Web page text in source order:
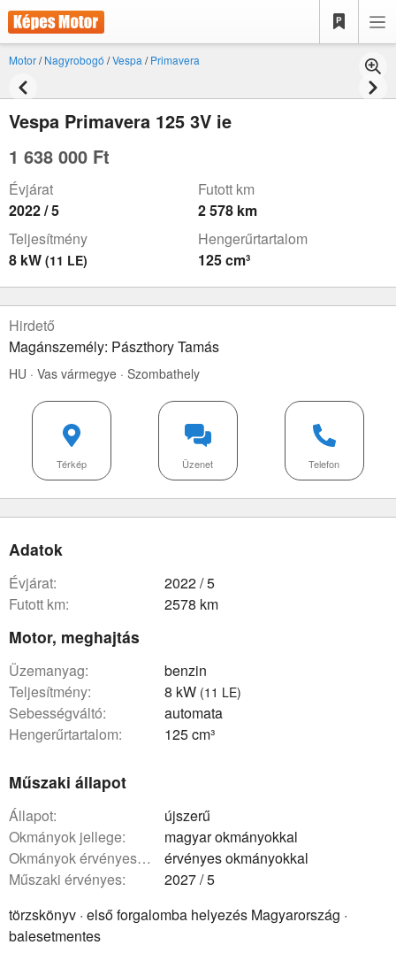
Motor/Nagyrobogó /Vespa /Primavera
Vespa Primavera 125 3V ie
1 638 000 Ft
Évjárat
2022 / 5
Futott km
2 578 km
Teljesítmény
8 kW (11 LE)
Hengerűrtartalom
125 cm³
Hirdető
Magánszemély: Pászthory Tamás
HU · Vas vármegye · Szombathely
Telefon
Üzenet
Térkép
Adatok
évjárat:
2022 / 5
futott km:
2578 km
Motor, meghajtás
üzemanyag:
benzin
teljesítmény:
8 kW (11 LE)
sebességváltó:
automata
hengerűrtartalom:
125 cm³
Műszaki állapot
állapot:
újszerű
okmányok jellege:
magyar okmányokkal
okmányok érvényessége:
érvényes okmányokkal
műszaki érvényes:
2027 / 5
törzskönyv · első forgalomba helyezés Magyarország ·
balesetmentes